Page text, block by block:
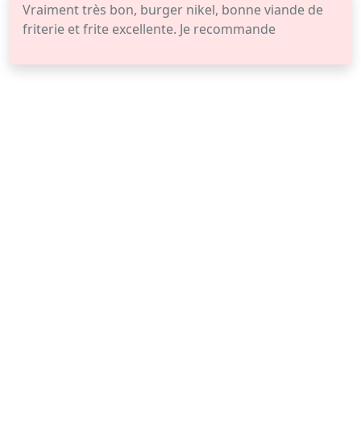
Vraiment très bon, burger nikel, bonne viande de
friterie et frite excellente. Je recommande